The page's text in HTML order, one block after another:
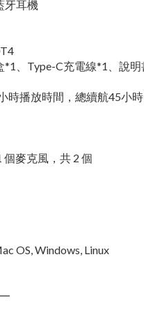
牙耳機
、Type-C充電線*1、說明
時播放時間，總續航45小時
麥克風，共 2 個
OS, Windows, Linux